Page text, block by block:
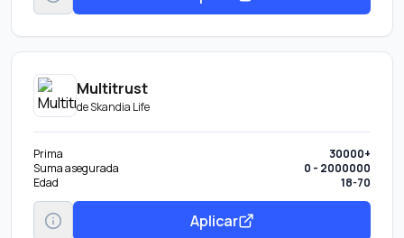
Multitrust
deSkandia Life
Prima
30000+
Suma asegurada
0 - 2000000
Edad
18-70
Aplicar